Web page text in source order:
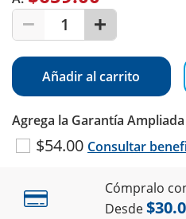
1
Añadir al carrito
Agrega la Garantía Ampliada
$54.00 Consultar
Cómpralo
Desde